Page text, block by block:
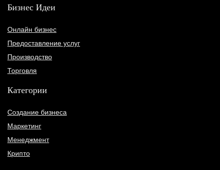
Бизнес Идеи
Онлайн бизнес
Предоставление услуг
Производство
Торговля
Категории
Создание бизнеса
Маркетинг
Менеджмент
Крипто